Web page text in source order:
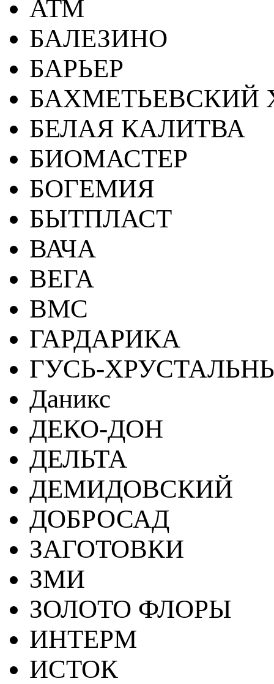
АТМ
БАЛЕЗИНО
БАРЬЕР
БАХМЕТЬЕВСКИЙ
БЕЛАЯ КАЛИТВА
БИОМАСТЕР
БОГЕМИЯ
БЫТПЛАСТ
ВАЧА
ВЕГА
ВМС
ГАРДАРИКА
ГУСЬ-
Даникс
ДЕКО-ДОН
ДЕЛЬТА
ДЕМИДОВСКИЙ
ДОБРОСАД
ЗАГОТОВКИ
ЗМИ
ЗОЛОТО ФЛОРЫ
ИНТЕРМ
ИСТОК